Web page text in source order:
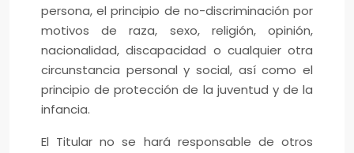
persona, el principio de no-discriminación por
motivos de raza, sexo, religión, opinión,
nacionalidad, discapacidad o cualquier otra
circunstancia personal y social, así como el
principio de protección de la juventud y de la
infancia.
El Titular no se hará responsable de otros